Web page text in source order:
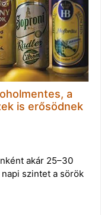
a
is erősödnek
akár 25–30
szintet a sörök